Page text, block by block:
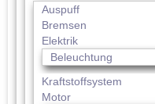
Auspuff
Bremsen
Elektrik
Beleuchtung
Kraftstoffsystem
Motor